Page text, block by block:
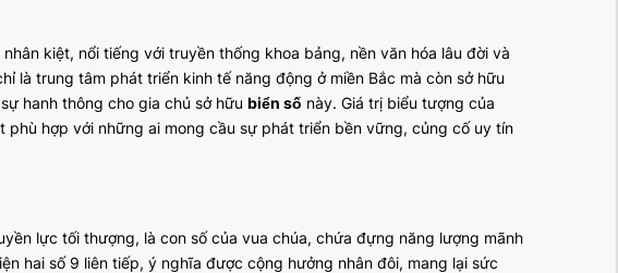
kiệt, nổi tiếng với truyền thống khoa bảng, nền văn hóa lâu đời và
là trung tâm phát triển kinh tế năng động ở miền Bắc mà còn sở hữu
hanh thông cho gia chủ sở hữu biển số này. Giá trị biểu tượng của
phù hợp với những ai mong cầu sự phát triển bền vững, củng cố uy tín
lực tối thượng, là con số của vua chúa, chứa đựng năng lượng mãnh
hai số 9 liên tiếp, ý nghĩa được cộng hưởng nhân đôi, mang lại sức